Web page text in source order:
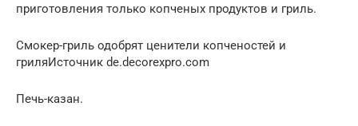
приготовления только копченых продуктов и гриль.
Смокер-гриль одобрят ценители копченостей и
гриляИсточник de.decorexpro.com
Печь-казан.